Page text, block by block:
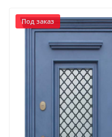
Под заказ